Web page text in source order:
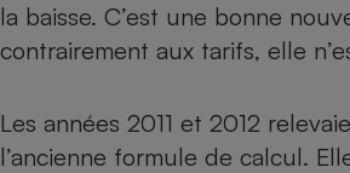
la baisse. C’est une bonne
contrairement aux tarifs, elle
Les années 2011 et 2012
l’ancienne formule de calcul.